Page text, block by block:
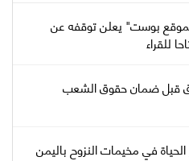
بوست" يعلن توقفه عن
للقراء
قبل ضمان حقوق الشعب
في مخيمات النزوح باليمن